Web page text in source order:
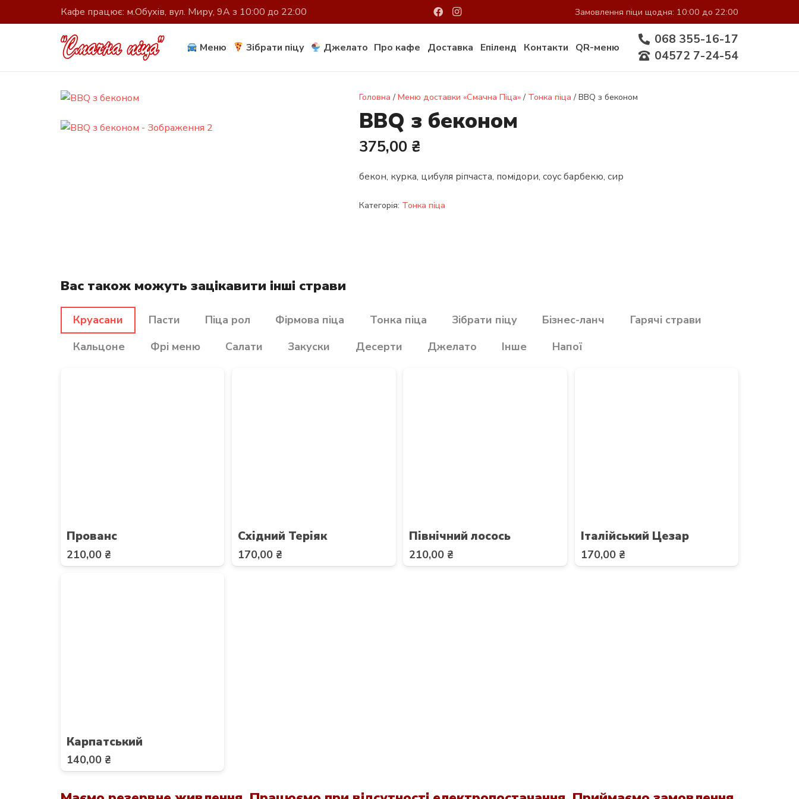
Кафе працює: м.Обухів, вул. Миру, 9А з 10:00 до 22:00 Замовлення піци щодня: 10:00 до 22:00
Меню Зібрати піцу Джелато Про кафе Доставка Епіленд Контакти QR-меню
068 355-16-17
04572 7-24-54
Головна / Меню доставки «Смачна Піца»/ Тонка піца / BBQ з беконом
BBQ з беконом
375,00 ₴
бекон, курка, цибуля ріпчаста, помідори, соус барбекю, сир
Категорія: Тонка піца
Вас також можуть зацікавити інші страви
Круасани Пасти Піца рол Фірмова піца Тонка піца Зібрати піцу Бізнес-ланч
Гарячі страви
Кальцоне
Фрі меню Салати Закуски Десерти Джелато Інше Напої
Прованс
210,00 ₴
Східний Теріяк
170,00 ₴
Північний лосось
210,00 ₴
Італійський Цезар
170,00 ₴
Карпатський
140,00 ₴